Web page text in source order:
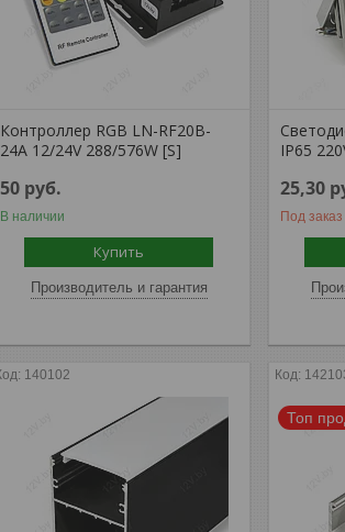
Контроллер RGB LN-RF20B-
24A 12/24V 288/576W [S]
50 руб.
В наличии
Купить
Производитель и гарантия
IP65
25,30
Под заказ
140102
Топ